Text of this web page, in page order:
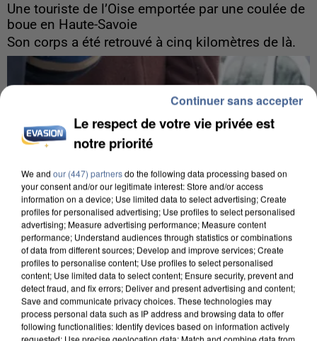
Une touriste de l’Oise emportée par une coulée de
boue en Haute-Savoie
Son corps a été retrouvé à cinq kilomètres de là.
5 août 2026
L’un des fondateurs supposés de la DZ Mafia
interpellé en Algérie
Le respect de votre vie privée est
notre priorité
We and our (447) partnersdo the following data processing based on
your consent and/or our legitimate interest: Store and/or access
information on a device; Use limited data to select advertising; Create
profiles for personalised advertising; Use profiles to select personalised
advertising; Measure advertising performance; Measure content
performance; Understand audiences through statistics or combinations
of data from different sources; Develop and improve services; Create
profiles to personalise content; Use profiles to select personalised
content; Use limited data to select content; Ensure security, prevent and
detect fraud, and fix errors; Deliver and present advertising and content;
Save and communicate privacy choices. These technologies may
process personal data such as IP address and browsing data to offer
following functionalities: Identify devices based on information actively
requested; Use precise geolocation data; Match and combine data from
Continuer sans accepter